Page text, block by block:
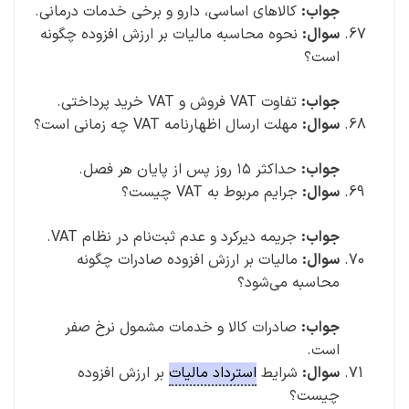
جواب: کالاهای اساسی، دارو و برخی خدمات درمانی.
سوال: نحوه محاسبه مالیات بر ارزش افزوده چگونه
است؟
جواب: تفاوت VAT فروش و VAT خرید پرداختی.
سوال: مهلت ارسال اظهارنامه VAT چه زمانی است؟
جواب: حداکثر ۱۵ روز پس از پایان هر فصل.
سوال: جرایم مربوط به VAT چیست؟
جواب: جریمه دیرکرد و عدم ثبت‌نام در نظام VAT.
سوال: مالیات بر ارزش افزوده صادرات چگونه
محاسبه می‌شود؟
جواب: صادرات کالا و خدمات مشمول نرخ صفر
است.
سوال: شرایط استرداد مالیات بر ارزش افزوده
چیست؟